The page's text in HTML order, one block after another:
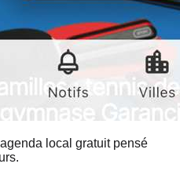
local gratuit pensé